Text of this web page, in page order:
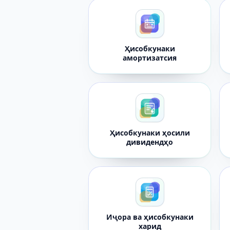
Ҳисобкунаки
амортизатсия
Ҳисобкунаки ҳосили
дивидендҳо
Иҷора ва ҳисобкунаки
харид